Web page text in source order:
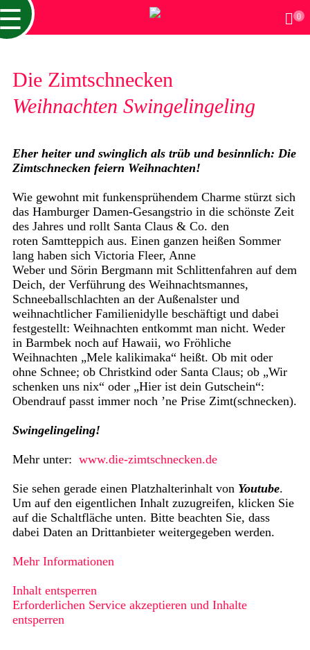
0
Die Zimtschnecken
Weihnachten Swingelingeling
Eher heiter und swinglich als trüb und besinnlich: Die
Zimtschnecken feiern Weihnachten!
Wie gewohnt mit funkensprühendem Charme stürzt sich
das Hamburger Damen-Gesangstrio in die schönste Zeit
des Jahres und rollt Santa Claus & Co. den
roten Samtteppich aus. Einen ganzen heißen Sommer
lang haben sich Victoria Fleer, Anne
Weber und Sörin Bergmann mit Schlittenfahren auf dem
Deich, der Verführung des Weihnachtsmannes,
Schneeballschlachten an der Außenalster und
weihnachtlicher Familienidylle beschäftigt und dabei
festgestellt: Weihnachten entkommt man nicht. Weder
in Barmbek noch auf Hawaii, wo Fröhliche
Weihnachten „Mele kalikimaka“ heißt. Ob mit oder
ohne Schnee; ob Christkind oder Santa Claus; ob „Wir
schenken uns nix“ oder „Hier ist dein Gutschein“:
Obendrauf passt immer noch ’ne Prise Zimt(schnecken).
Swingelingeling!
Mehr unter: www.die-zimtschnecken.de
Sie sehen gerade einen Platzhalterinhalt von Youtube.
Um auf den eigentlichen Inhalt zuzugreifen, klicken Sie
auf die Schaltfläche unten. Bitte beachten Sie, dass
dabei Daten an Drittanbieter weitergegeben werden.
Mehr Informationen
Inhalt entsperren
Erforderlichen Service akzeptieren und Inhalte
entsperren